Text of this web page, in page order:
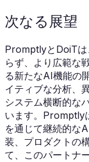
次なる展望
PromptlyとDoiTは
らず、より広範な
る新たなAI機能の
イティブな分析、
システム横断的な
います。Promptly
を通じて継続的な
装、プロダクトの
て、このパートナ